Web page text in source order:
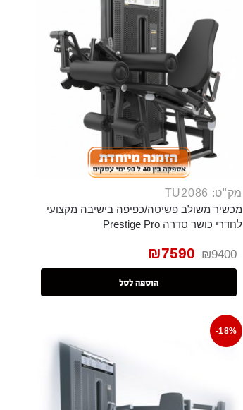
מק"ט: TU2086
מכשיר משולב פשיטה/כפיפה בישיבה מקצועי
לחדרי כושר סדרה Prestige Pro
₪9400
₪7590
הוספה לסל
-18%